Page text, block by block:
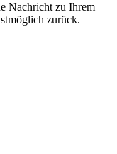
Nachricht zu Ihrem
zurück.